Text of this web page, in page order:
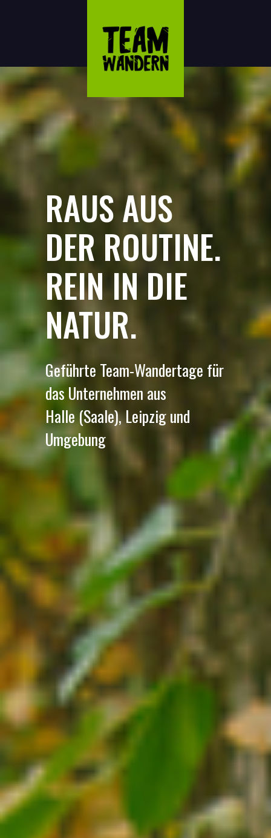
RAUS AUS
DER ROUTINE.
REIN IN DIE
NATUR.
Geführte Team-Wandertage für
das Unternehmen aus
Halle (Saale), Leipzig und
Umgebung